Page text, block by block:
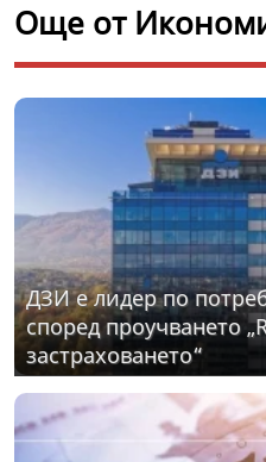
Още от
ДЗИ е лидер по
според проучването
застраховането“